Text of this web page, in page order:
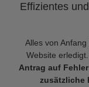
Effizientes
Alles von
Website
Antrag auf Fehler
zusätzliche